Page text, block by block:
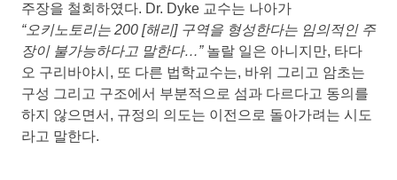
주장을 철회하였다. Dr. Dyke 교수는 나아가
“오키노토리는 200 [해리] 구역을 형성한다는 임의적인 주
장이 불가능하다고 말한다…”놀랄 일은 아니지만, 타다
오 구리바야시, 또 다른 법학교수는, 바위 그리고 암초는
구성 그리고 구조에서 부분적으로 섬과 다르다고 동의를
하지 않으면서, 규정의 의도는 이전으로 돌아가려는 시도
라고 말한다.